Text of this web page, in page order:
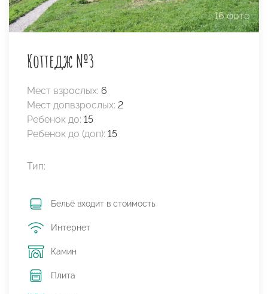
16 фото
Коттедж №3
Мест взрослых: 6
Мест допвзрослых: 2
Ребенок до: 15
Ребенок до (доп): 15
Тип:
Бельё входит в стоимость
Интернет
Камин
Плита